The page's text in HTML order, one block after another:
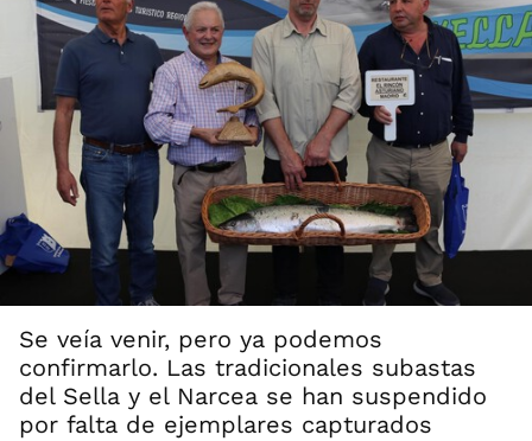
Se veía venir, pero ya podemos
confirmarlo. Las tradicionales subastas
del Sella y el Narcea se han suspendido
por falta de ejemplares capturados